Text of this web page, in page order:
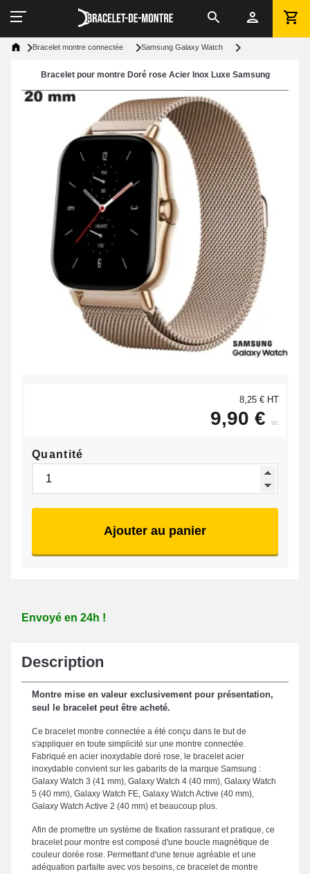
Bracelet montre connectée Samsung Galaxy Watch
Bracelet pour montre Doré rose Acier Inox Luxe Samsung
8,25 € HT
9,90 € ttc
Quantité
Ajouter au panier
Envoyé en 24h !
Description
Montre mise en valeur exclusivement pour présentation,
seul le bracelet peut être acheté.
Ce bracelet montre connectée a été conçu dans le but de
s'appliquer en toute simplicité sur une montre connectée.
Fabriqué en acier inoxydable doré rose, le bracelet acier
inoxydable convient sur les gabarits de la marque Samsung :
Galaxy Watch 3 (41 mm), Galaxy Watch 4 (40 mm), Galaxy Watch
5 (40 mm), Galaxy Watch FE, Galaxy Watch Active (40 mm),
Galaxy Watch Active 2 (40 mm) et beaucoup plus.
Afin de promettre un système de fixation rassurant et pratique, ce
bracelet pour montre est composé d'une boucle magnétique de
couleur dorée rose. Permettant d'une tenue agréable et une
adéquation parfaite avec vos besoins, ce bracelet de montre